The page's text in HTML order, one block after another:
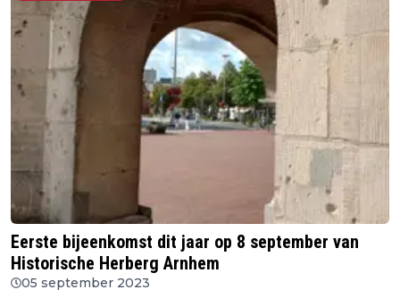
Eerste bijeenkomst dit jaar op 8 september van
Historische Herberg Arnhem
05 september 2023